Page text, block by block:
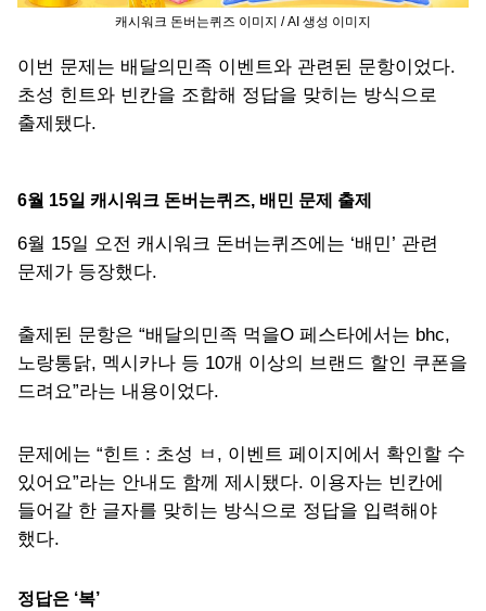
캐시워크 돈버는퀴즈 이미지 / AI 생성 이미지
이번 문제는 배달의민족 이벤트와 관련된 문항이었다.
초성 힌트와 빈칸을 조합해 정답을 맞히는 방식으로
출제됐다.
6월 15일 캐시워크 돈버는퀴즈, 배민 문제 출제
6월 15일 오전 캐시워크 돈버는퀴즈에는 ‘배민’ 관련
문제가 등장했다.
출제된 문항은 “배달의민족 먹을O 페스타에서는 bhc,
노랑통닭, 멕시카나 등 10개 이상의 브랜드 할인 쿠폰을
드려요”라는 내용이었다.
문제에는 “힌트 : 초성 ㅂ, 이벤트 페이지에서 확인할 수
있어요”라는 안내도 함께 제시됐다. 이용자는 빈칸에
들어갈 한 글자를 맞히는 방식으로 정답을 입력해야
했다.
정답은 ‘복’